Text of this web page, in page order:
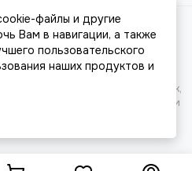
| 2026 © FIGURIUM.
касающаяся характеристик,
информационный характер и ни при
офертой, определяемой
файлы и другие
Вам в навигации, а также
пользовательского
наших продуктов и